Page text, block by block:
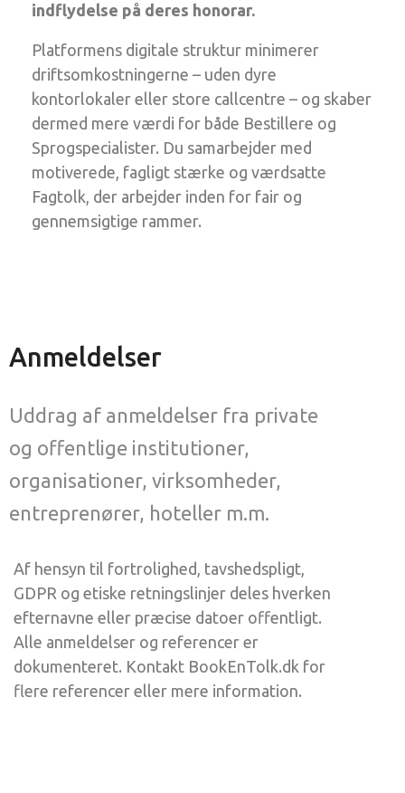
indflydelse på deres honorar.
Platformens digitale struktur minimerer
driftsomkostningerne – uden dyre
kontorlokaler eller store callcentre – og skaber
dermed mere værdi for både Bestillere og
Sprogspecialister. Du samarbejder med
motiverede, fagligt stærke og værdsatte
Fagtolk, der arbejder inden for fair og
gennemsigtige rammer.
Anmeldelser
Uddrag af anmeldelser fra private
og offentlige institutioner,
organisationer, virksomheder,
entreprenører, hoteller m.m.
Af hensyn til fortrolighed, tavshedspligt,
GDPR og etiske retningslinjer deles hverken
efternavne eller præcise datoer offentligt.
Alle anmeldelser og referencer er
dokumenteret. Kontakt BookEnTolk.dk for
flere referencer eller mere information.